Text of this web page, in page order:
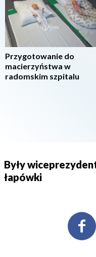
Przygotowanie do
macierzyństwa w
radomskim szpitalu
Były
łapówki